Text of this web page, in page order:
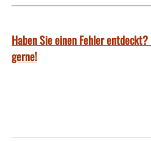
Haben Sie einen Fehler
gerne!